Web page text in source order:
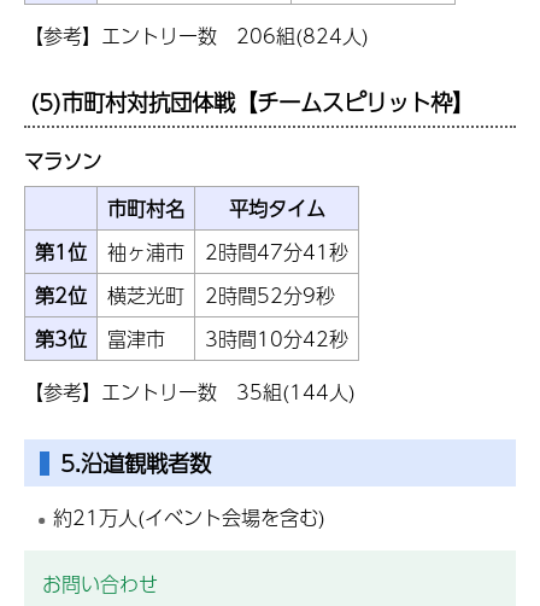
【参考】エントリー数 206組(824人)
(5)市町村対抗団体戦【チームスピリット枠】
マラソン
市町村名
平均タイム
第1位
袖ヶ浦市
2時間47分41秒
第2位
横芝光町
2時間52分9秒
第3位
富津市
3時間10分42秒
【参考】エントリー数 35組(144人)
5.沿道観戦者数
約21万人(イベント会場を含む)
お問い合わせ